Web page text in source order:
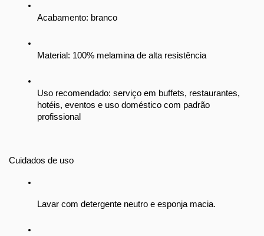
Acabamento: branco
Material: 100% melamina de alta resistência
Uso recomendado: serviço em buffets, restaurantes,
hotéis, eventos e uso doméstico com padrão
profissional
Cuidados de uso
Lavar com detergente neutro e esponja macia.